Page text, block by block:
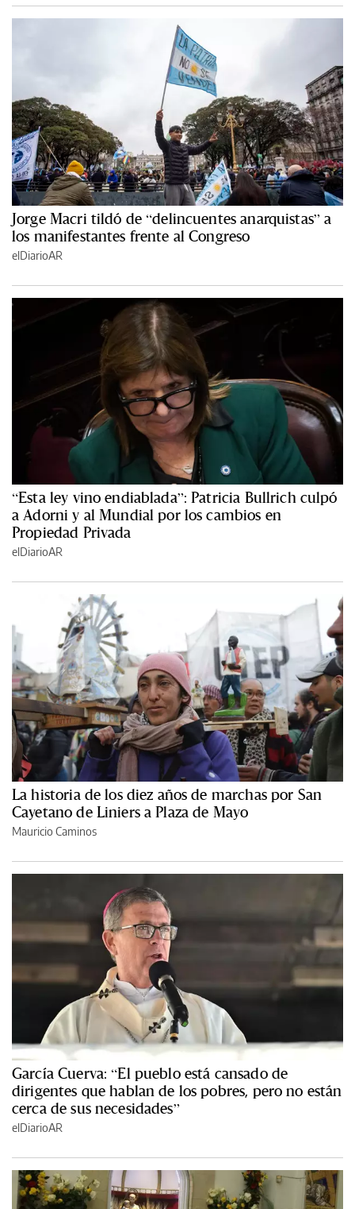
Jorge Macri tildó de “delincuentes anarquistas” a
los manifestantes frente al Congreso
elDiarioAR
“Esta ley vino endiablada”: Patricia Bullrich culpó
a Adorni y al Mundial por los cambios en
Propiedad Privada
elDiarioAR
La historia de los diez años de marchas por San
Cayetano de Liniers a Plaza de Mayo
Mauricio Caminos
García Cuerva: “El pueblo está cansado de
dirigentes que hablan de los pobres, pero no están
cerca de sus necesidades”
elDiarioAR